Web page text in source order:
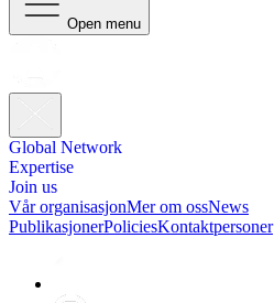
Open menu
Global Network
Expertise
Join us
Vår organisasjonMer om ossNews
PublikasjonerPoliciesKontaktpersoner